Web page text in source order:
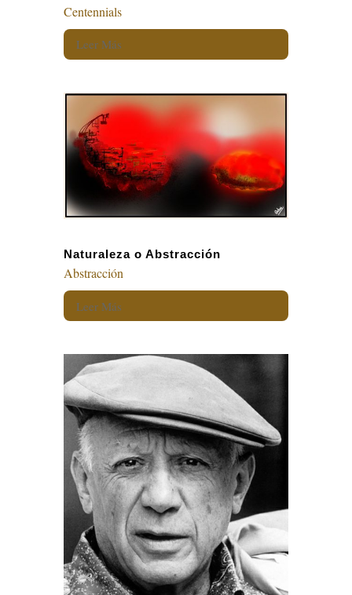
Centennials
Leer Más
Naturaleza o Abstracción
Abstracción
Leer Más